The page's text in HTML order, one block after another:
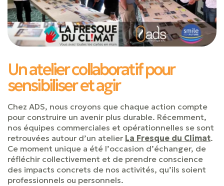
Un atelier collaboratif pour
sensibiliser et agir
Chez ADS, nous croyons que chaque action compte
pour construire un avenir plus durable. Récemment,
nos équipes commerciales et opérationnelles se sont
retrouvées autour d’un atelier La Fresque du Climat.
Ce moment unique a été l’occasion d’échanger, de
réfléchir collectivement et de prendre conscience
des impacts concrets de nos activités, qu’ils soient
professionnels ou personnels.